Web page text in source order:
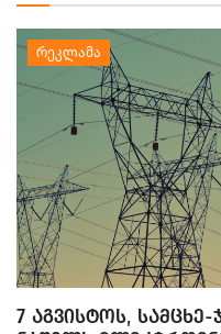
7 ᲐᲒᲕᲘᲡᲢᲝᲡ,